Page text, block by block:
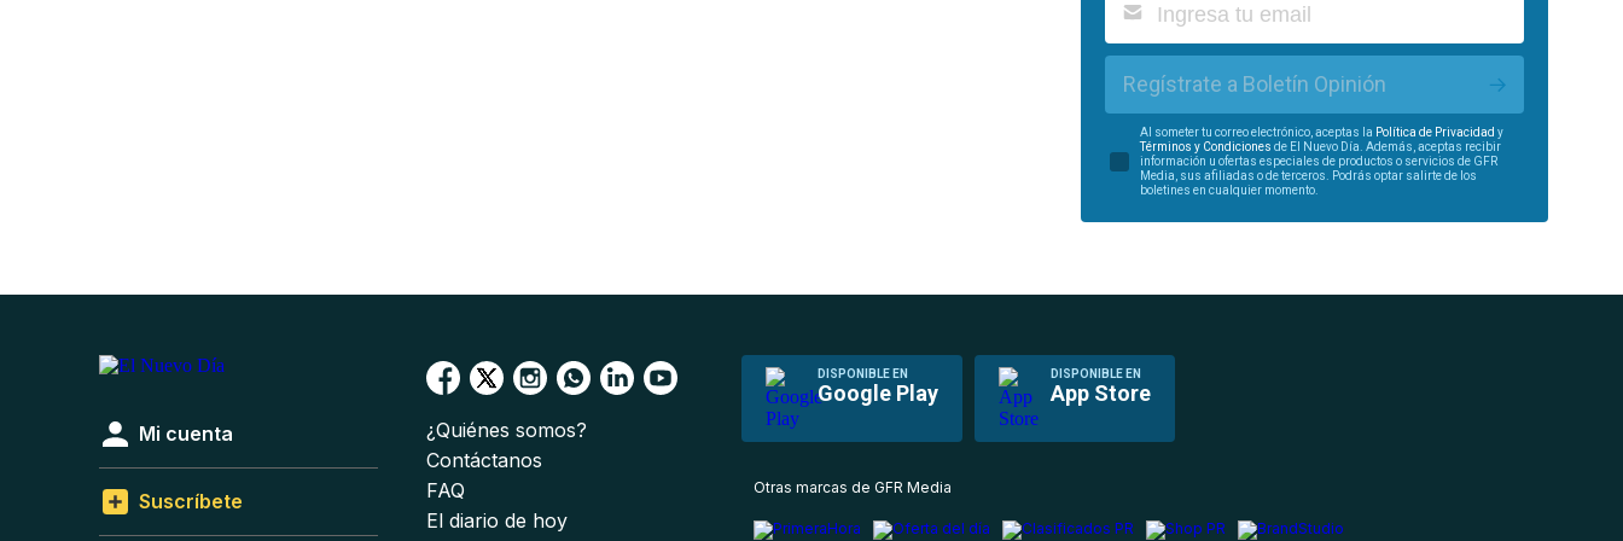
Regístrate a Boletín Opinión
Al someter tu correo electrónico, aceptas la Política de Privacidad y
Términos y Condiciones de El Nuevo Día. Además, aceptas recibir
información u ofertas especiales de productos o servicios de GFR
Media, sus afiliadas o de terceros. Podrás optar salirte de los
boletines en cualquier momento.
DISPONIBLE EN
Google Play
DISPONIBLE EN
App Store
Mi cuenta
Suscríbete
¿Quiénes somos?
Contáctanos
FAQ
El diario de hoy
Otras marcas de GFR Media